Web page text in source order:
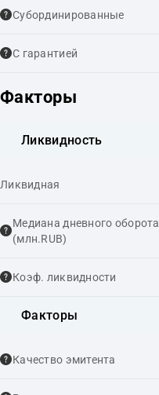
Cубординированные
С гарантией
Факторы
Ликвидность
Ликвидная
Медиана дневного оборота
(млн.RUB)
Коэф. ликвидности
Факторы
Качество эмитента